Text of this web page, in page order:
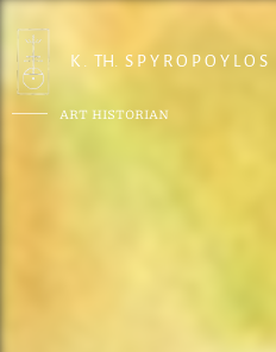
K . TH. S P Y R O P O Y L O S
ART HISTORIAN